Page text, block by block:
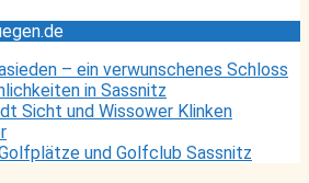
– ein verwunschenes Schloss
in Sassnitz
Sicht und Wissower Klinken
und Golfclub Sassnitz